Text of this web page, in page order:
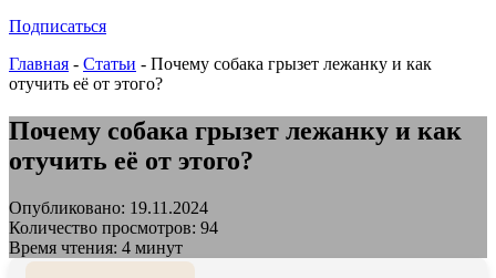
Подписаться
Главная - Статьи - Почему собака грызет лежанку и как
отучить её от этого?
Почему собака грызет лежанку и как
отучить её от этого?
Опубликовано: 19.11.2024
Количество просмотров: 94
Время чтения: 4 минут